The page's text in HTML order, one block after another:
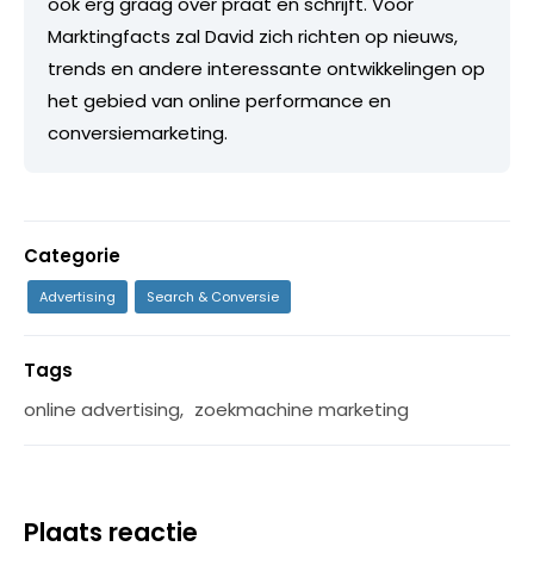
Marktingfacts zal David zich richten op nieuws,
trends en andere interessante ontwikkelingen op
het gebied van online performance en
conversiemarketing.
Categorie
Advertising Search & Conversie
Tags
online advertising, zoekmachine marketing
Plaats reactie